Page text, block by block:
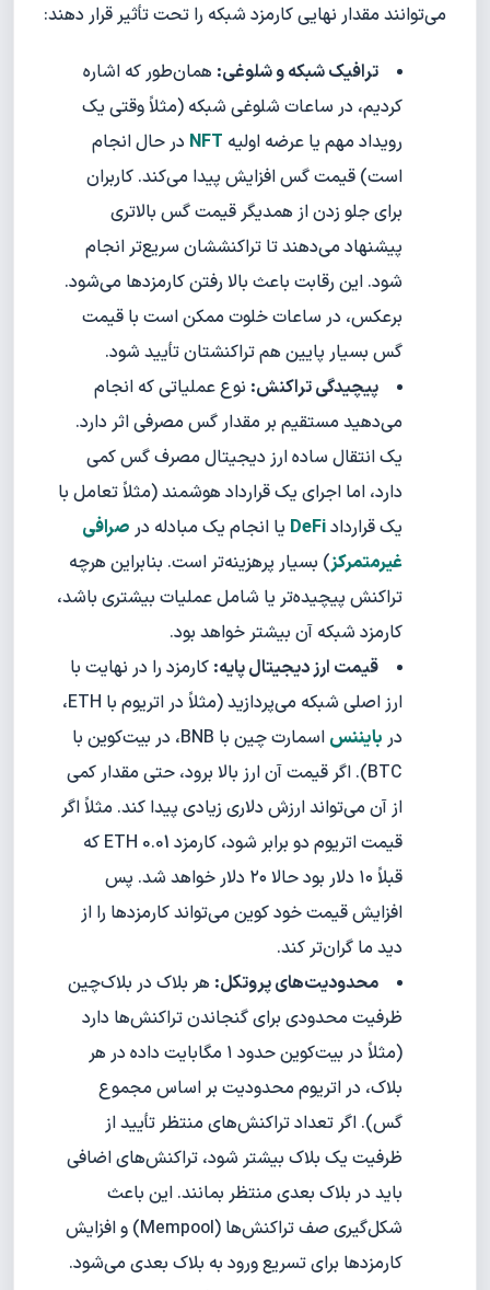
می‌توانند مقدار نهایی کارمزد شبکه را تحت تأثیر قرار دهند:
ترافیک شبکه و شلوغی: همان‌طور که اشاره
کردیم، در ساعات شلوغی شبکه (مثلاً وقتی یک
رویداد مهم یا عرضه اولیه NFT در حال انجام
است) قیمت گس افزایش پیدا می‌کند. کاربران
برای جلو زدن از همدیگر قیمت گس بالاتری
پیشنهاد می‌دهند تا تراکنششان سریع‌تر انجام
شود. این رقابت باعث بالا رفتن کارمزدها می‌شود.
برعکس، در ساعات خلوت ممکن است با قیمت
گس بسیار پایین هم تراکنشتان تأیید شود.
پیچیدگی تراکنش: نوع عملیاتی که انجام
می‌دهید مستقیم بر مقدار گس مصرفی اثر دارد.
یک انتقال ساده ارز دیجیتال مصرف گس کمی
دارد، اما اجرای یک قرارداد هوشمند (مثلاً تعامل با
یک قراردادDeFi یا انجام یک مبادله در صرافی
غیرمتمرکز) بسیار پرهزینه‌تر است. بنابراین هرچه
تراکنش پیچیده‌تر یا شامل عملیات بیشتری باشد،
کارمزد شبکه آن بیشتر خواهد بود.
قیمت ارز دیجیتال پایه: کارمزد را در نهایت با
ارز اصلی شبکه می‌پردازید (مثلاً در اتریوم با ETH،
در بایننس
اسمارت چین با BNB، در بیت‌کوین با
BTC). اگر قیمت آن ارز بالا برود، حتی مقدار کمی
از آن می‌تواند ارزش دلاری زیادی پیدا کند. مثلاً اگر
قیمت اتریوم دو برابر شود، کارمزد 0.01 ETH که
قبلاً ۱۰ دلار بود حالا ۲۰ دلار خواهد شد. پس
افزایش قیمت خود کوین می‌تواند کارمزدها را از
دید ما گران‌تر کند.
محدودیت‌های پروتکل: هر بلاک در بلاک‌چین
ظرفیت محدودی برای گنجاندن تراکنش‌ها دارد
(مثلاً در بیت‌کوین حدود ۱ مگابایت داده در هر
بلاک، در اتریوم محدودیت بر اساس مجموع
گس). اگر تعداد تراکنش‌های منتظر تأیید از
ظرفیت یک بلاک بیشتر شود، تراکنش‌های اضافی
باید در بلاک بعدی منتظر بمانند. این باعث
شکل‌گیری صف تراکنش‌ها (Mempool) و افزایش
کارمزدها برای تسریع ورود به بلاک بعدی می‌شود.